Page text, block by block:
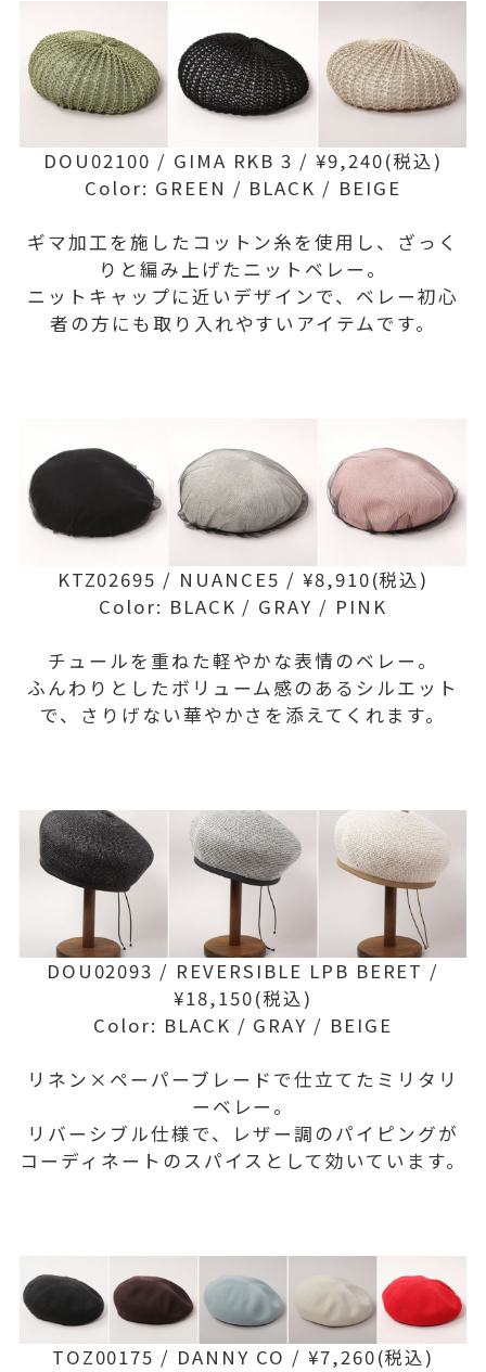
DOU02100 / GIMA RKB 3 / ¥9,240(税込)
Color: GREEN / BLACK / BEIGE
ギマ加工を施したコットン糸を使用し、ざっく
りと編み上げたニットベレー。
ニットキャップに近いデザインで、ベレー初心
者の方にも取り入れやすいアイテムです。
KTZ02695 / NUANCE5 / ¥8,910(税込)
Color: BLACK / GRAY / PINK
チュールを重ねた軽やかな表情のベレー。
ふんわりとしたボリューム感のあるシルエット
で、さりげない華やかさを添えてくれます。
DOU02093 / REVERSIBLE LPB BERET /
¥18,150(税込)
Color: BLACK / GRAY / BEIGE
リネン×ペーパーブレードで仕立てたミリタリ
ーベレー。
リバーシブル仕様で、レザー調のパイピングが
コーディネートのスパイスとして効いています。
TOZ00175 / DANNY CO / ¥7,260(税込)